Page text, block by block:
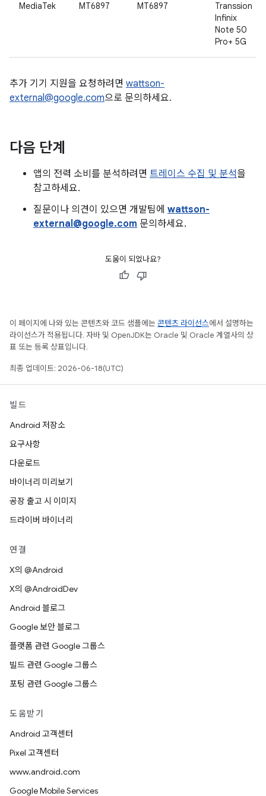
MediaTek MT6897 MT6897
Transsion
Infinix
Note 50
Pro+ 5G
추가 기기 지원을 요청하려면 wattson-
external@google.com으로 문의하세요.
다음 단계
앱의 전력 소비를 분석하려면 트레이스 수집 및 분석을
참고하세요.
질문이나 의견이 있으면 개발팀에 wattson-
external@google.com 문의하세요.
도움이 되었나요?
이 페이지에 나와 있는 콘텐츠와 코드 샘플에는 콘텐츠 라이선스에서 설명하는
라이선스가 적용됩니다. 자바 및 OpenJDK는 Oracle 및 Oracle 계열사의 상
표 또는 등록 상표입니다.
최종 업데이트: 2026-06-18(UTC)
빌드
Android 저장소
요구사항
다운로드
바이너리 미리보기
공장 출고 시 이미지
드라이버 바이너리
연결
X의 @Android
X의 @AndroidDev
Android 블로그
Google 보안 블로그
플랫폼 관련 Google 그룹스
빌드 관련 Google 그룹스
포팅 관련 Google 그룹스
도움받기
Android 고객센터
Pixel 고객센터
www.android.com
Google Mobile Services